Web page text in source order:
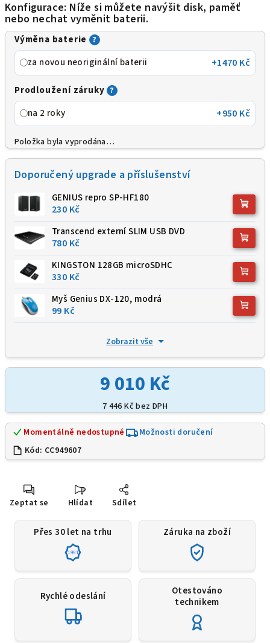
Konfigurace: Níže si můžete navýšit disk, paměť
nebo nechat vyměnit baterii.
Výměna baterie ?
za novou neoriginální baterii +1470 Kč
Prodloužení záruky ?
na 2 roky +950 Kč
Položka byla vyprodána…
Doporučený upgrade a příslušenství
GENIUS repro SP-HF180
230 Kč
Transcend externí SLIM USB DVD
780 Kč
KINGSTON 128GB microSDHC
330 Kč
Myš Genius DX-120, modrá
99 Kč
Zobrazit vše
9 010 Kč
7 446 Kčbez DPH
Momentálně nedostupné
Možnosti doručení
Kód: CC949607
Zeptat se Hlídat Sdílet
Přes 30 let na trhu
1991
Záruka na zboží
Rychlé odeslání
Otestováno
technikem